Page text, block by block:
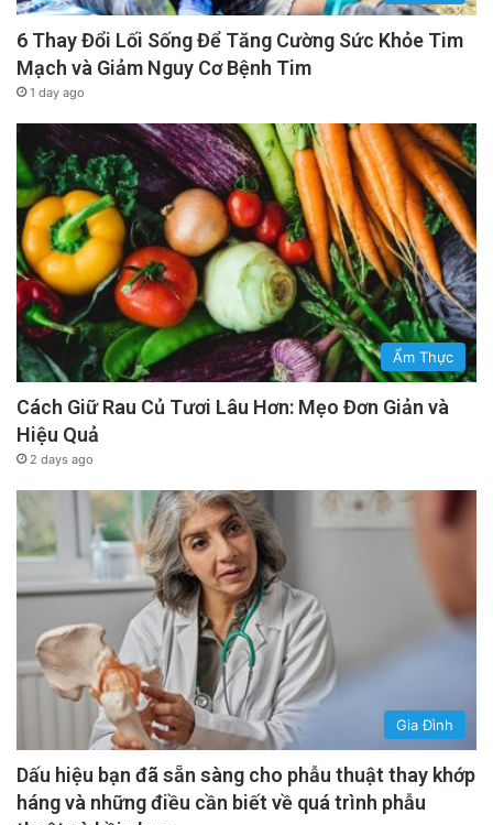
6 Thay Đổi Lối Sống Để Tăng Cường Sức Khỏe Tim
Mạch và Giảm Nguy Cơ Bệnh Tim
1 day ago
Ẩm Thực
Cách Giữ Rau Củ Tươi Lâu Hơn: Mẹo Đơn Giản và
Hiệu Quả
2 days ago
Gia Đình
Dấu hiệu bạn đã sẵn sàng cho phẫu thuật thay khớp
háng và những điều cần biết về quá trình phẫu